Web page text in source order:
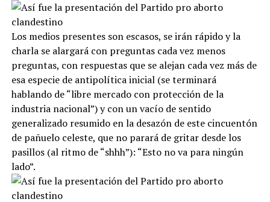
Los medios presentes son escasos, se irán rápido y la
charla se alargará con preguntas cada vez menos
preguntas, con respuestas que se alejan cada vez más de
esa especie de antipolítica inicial (se terminará
hablando de “libre mercado con protección de la
industria nacional”) y con un vacío de sentido
generalizado resumido en la desazón de este cincuentón
de pañuelo celeste, que no parará de gritar desde los
pasillos (al ritmo de “shhh”): “Esto no va para ningún
lado”.